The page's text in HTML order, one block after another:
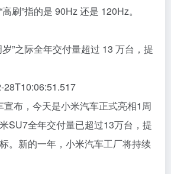
刷”指的是 90Hz 还是 120Hz。
”之际全年交付量超过 13 万台，提
28T10:06:51.517
宣布，今天是小米汽车正式亮相1周
SU7全年交付量已超过13万台，提
。新的一年，小米汽车工厂将持续